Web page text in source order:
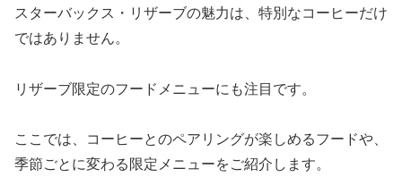
スターバックス・リザーブの魅力は、特別なコーヒーだけ
ではありません。
リザーブ限定のフードメニューにも注目です。
ここでは、コーヒーとのペアリングが楽しめるフードや、
季節ごとに変わる限定メニューをご紹介します。